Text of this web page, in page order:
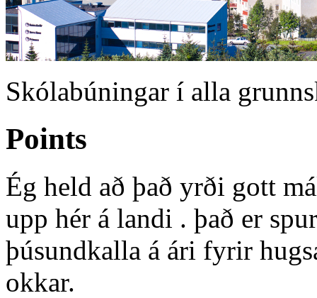
Skólabúningar í alla
Points
Ég held að það yrði gott
upp hér á landi . það er
þúsundkalla á ári fyrir
okkar.